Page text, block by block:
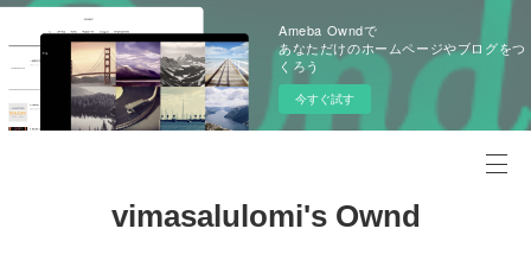
Ameba Owndで
あなただけのホームページやブログをつ
くろう
今すぐ試す
vimasalulomi's Ownd